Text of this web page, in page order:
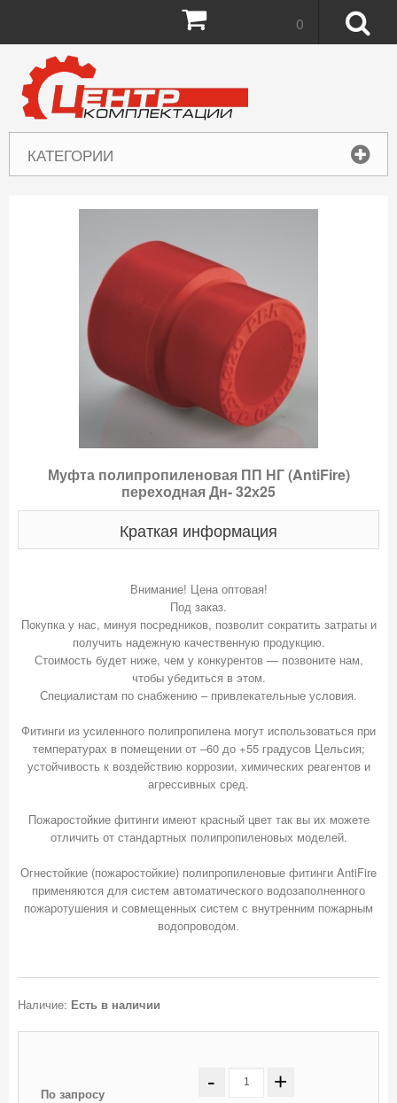
КАТЕГОРИИ
0
Муфта полипропиленовая ПП НГ (AntiFire)
переходная Дн- 32х25
Краткая информация
Внимание! Цена оптовая!
Под заказ.
Покупка у нас, минуя посредников, позволит сократить затраты и
получить надежную качественную продукцию.
Стоимость будет ниже, чем у конкурентов — позвоните нам,
чтобы убедиться в этом.
Специалистам по снабжению – привлекательные условия.
Фитинги из усиленного полипропилена могут использоваться при
температурах в помещении от –60 до +55 градусов Цельсия;
устойчивость к воздействию коррозии, химических реагентов и
агрессивных сред.
Пожаростойкие фитинги имеют красный цвет так вы их можете
отличить от стандартных полипропиленовых моделей.
Огнестойкие (пожаростойкие) полипропиленовые фитинги AntiFire
применяются для систем автоматического водозаполненного
пожаротушения и совмещенных систем с внутренним пожарным
водопроводом.
Наличие: Есть в наличии
По запросу - +